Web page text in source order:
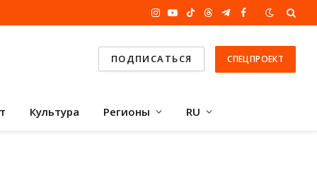
Instagram
YouTube
TikTokThreadsTelegram
Facebook
ПОДПИСАТЬСЯ СПЕЦПРОЕКТ
Культура Регионы RU